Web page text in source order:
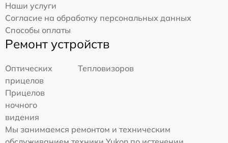
Наши услуги
Согласие на обработку персональных данных
Способы оплаты
Ремонт устройств
Оптических
прицелов
Тепловизоров
Прицелов
ночного
видения
Мы занимаемся ремонтом и техническим